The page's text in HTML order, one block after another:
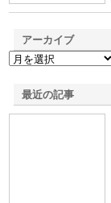
アーカイブ
最近の記事